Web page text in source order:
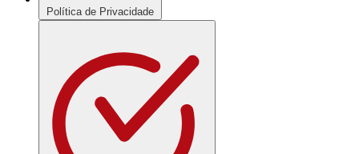
Política de Privacidade